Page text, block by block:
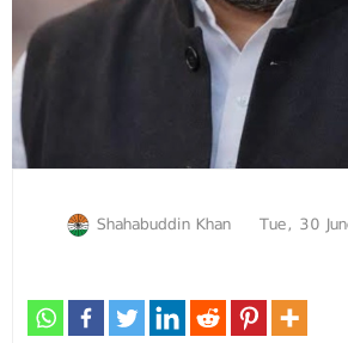
Shahabuddin Khan
Tue, 30